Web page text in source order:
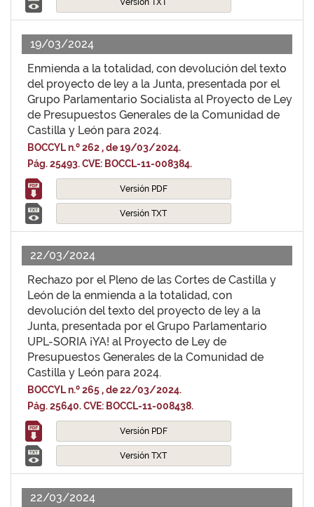
Versión TXT
19/03/2024
Enmienda a la totalidad, con devolución del texto
del proyecto de ley a la Junta, presentada por el
Grupo Parlamentario Socialista al Proyecto de Ley
de Presupuestos Generales de la Comunidad de
Castilla y León para 2024.
BOCCYL n.º 262 , de 19/03/2024.
Pág. 25493. CVE: BOCCL-11-008384.
Versión PDF
Versión TXT
22/03/2024
Rechazo por el Pleno de las Cortes de Castilla y
León de la enmienda a la totalidad, con
devolución del texto del proyecto de ley a la
Junta, presentada por el Grupo Parlamentario
UPL-SORIA ¡YA! al Proyecto de Ley de
Presupuestos Generales de la Comunidad de
Castilla y León para 2024.
BOCCYL n.º 265 , de 22/03/2024.
Pág. 25640. CVE: BOCCL-11-008438.
Versión PDF
Versión TXT
22/03/2024